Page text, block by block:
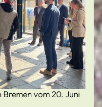
vom 20. Juni